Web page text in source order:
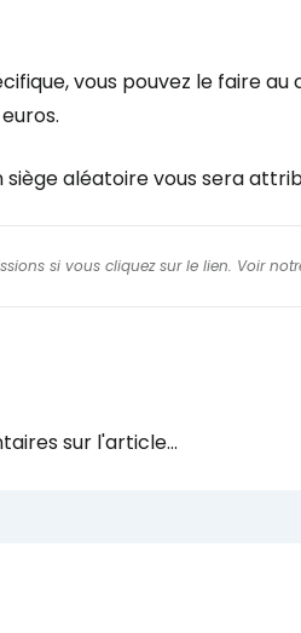
vous pouvez le faire
siège aléatoire vous sera
si vous cliquez sur le lien. Voir
sur l'article...